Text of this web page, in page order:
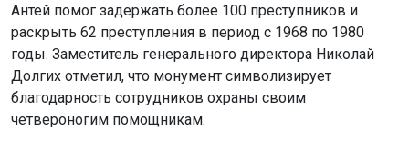
Антей помог задержать более 100 преступников и
раскрыть 62 преступления в период с 1968 по 1980
годы. Заместитель генерального директора Николай
Долгих отметил, что монумент символизирует
благодарность сотрудников охраны своим
четвероногим помощникам.